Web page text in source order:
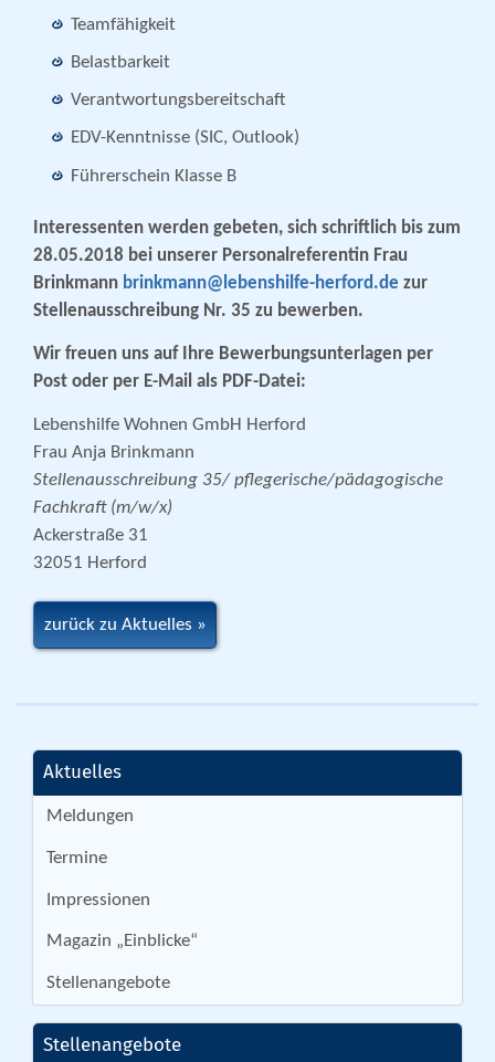
Teamfähigkeit
Belastbarkeit
Verantwortungsbereitschaft
EDV-Kenntnisse (SIC, Outlook)
Führerschein Klasse B
Interessenten werden gebeten, sich schriftlich bis zum
28.05.2018 bei unserer Personalreferentin Frau
Brinkmann brinkmann@lebenshilfe-herford.de zur
Stellenausschreibung Nr. 35 zu bewerben.
Wir freuen uns auf Ihre Bewerbungsunterlagen per
Post oder per E-Mail als PDF-Datei:
Lebenshilfe Wohnen GmbH Herford
Frau Anja Brinkmann
Stellenausschreibung 35/ pflegerische/pädagogische
Fachkraft (m/w/x)
Ackerstraße 31
32051 Herford
zurück zu Aktuelles
Aktuelles
Meldungen
Termine
Impressionen
Magazin „Einblicke“
Stellenangebote
Stellenangebote